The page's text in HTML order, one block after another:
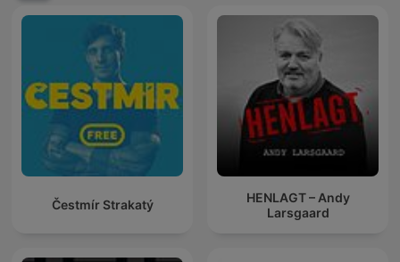
Čestmír Strakatý
HENLAGT – Andy
Larsgaard